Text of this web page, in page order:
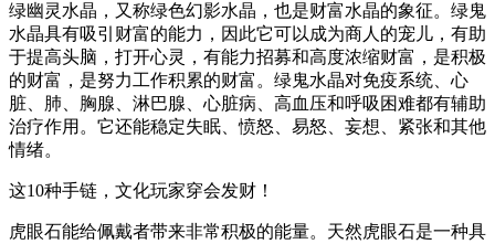
绿幽灵水晶，又称绿色幻影水晶，也是财富水晶的象征。绿鬼
水晶具有吸引财富的能力，因此它可以成为商人的宠儿，有助
于提高头脑，打开心灵，有能力招募和高度浓缩财富，是积极
的财富，是努力工作积累的财富。绿鬼水晶对免疫系统、心
脏、肺、胸腺、淋巴腺、心脏病、高血压和呼吸困难都有辅助
治疗作用。它还能稳定失眠、愤怒、易怒、妄想、紧张和其他
情绪。
这10种手链，文化玩家穿会发财！
虎眼石能给佩戴者带来非常积极的能量。天然虎眼石是一种具